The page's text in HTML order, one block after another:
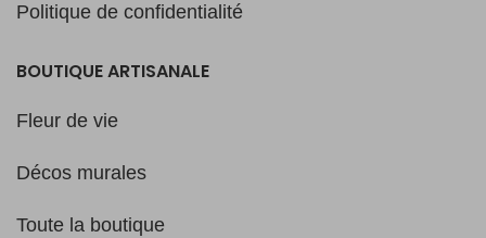
Politique de confidentialité
BOUTIQUE ARTISANALE
Fleur de vie
Décos murales
Toute la boutique